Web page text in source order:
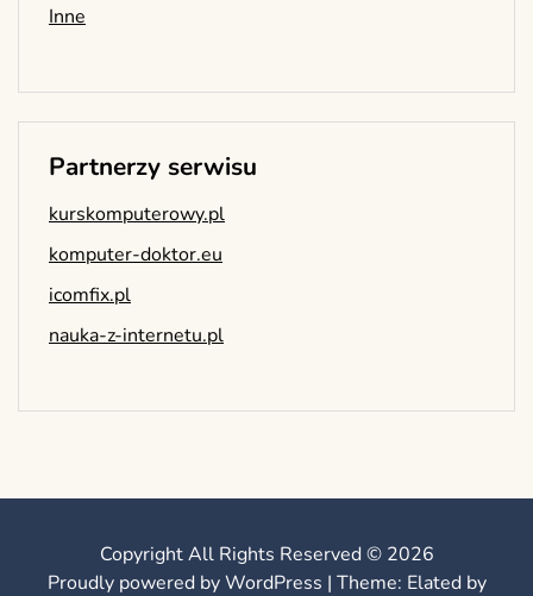
Inne
Partnerzy serwisu
kurskomputerowy.pl
komputer-doktor.eu
icomfix.pl
nauka-z-internetu.pl
Copyright All Rights Reserved © 2026
Proudly powered by WordPress | Theme: Elated by